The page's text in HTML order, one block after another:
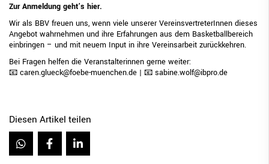
Zur Anmeldung geht’s hier.
Wir als BBV freuen uns, wenn viele unserer VereinsvertreterInnen dieses
Angebot wahrnehmen und ihre Erfahrungen aus dem Basketballbereich
einbringen – und mit neuem Input in ihre Vereinsarbeit zurückkehren.
Bei Fragen helfen die Veranstalterinnen gerne weiter:
📧 caren.glueck@foebe-muenchen.de | 📧 sabine.wolf@ibpro.de
Diesen Artikel teilen